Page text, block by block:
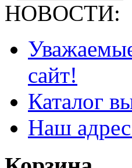
НОВОСТИ:
сайт!
Каталог
Наш